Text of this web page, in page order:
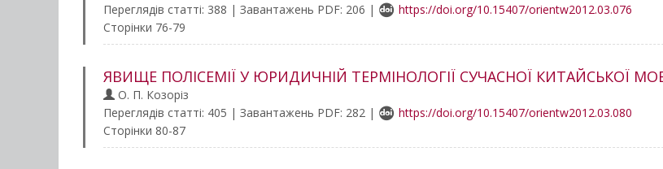
Переглядів статті: 388 | Завантажень PDF: 206 |
https://doi.org/10.15407/orientw2012.03.076
Сторінки 76-79
ЯВИЩЕ ПОЛІСЕМІЇ У ЮРИДИЧНІЙ ТЕРМІНОЛОГІЇ СУЧАСНОЇ КИТАЙСЬКОЇ
О. П. Козоріз
Переглядів статті: 405 | Завантажень PDF: 282 |
https://doi.org/10.15407/orientw2012.03.080
Сторінки 80-87